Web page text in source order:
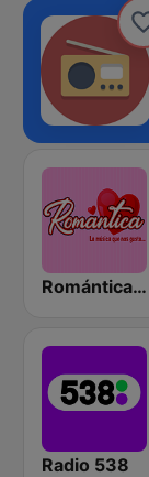
Romántica Radio
Radio 538